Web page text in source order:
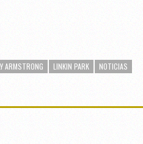
ARMSTRONG LINKIN PARK
NOTICIAS